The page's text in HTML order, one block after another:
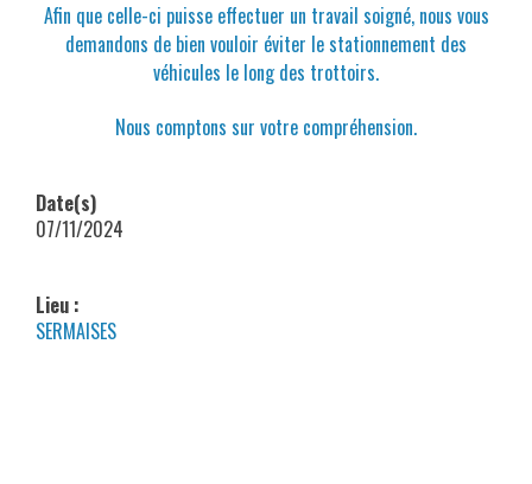
Afin que celle-ci puisse effectuer un travail soigné, nous vous
demandons de bien vouloir éviter le stationnement des
véhicules le long des trottoirs.
Nous comptons sur votre compréhension.
Date(s)
07/11/2024
Lieu :
SERMAISES